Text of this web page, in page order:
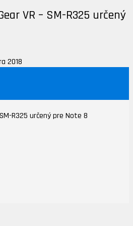
VR – SM-R325 určený
2018
R325 určený pre Note 8